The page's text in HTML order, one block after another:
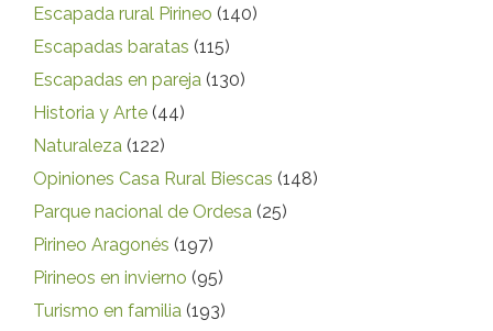
Escapada rural Pirineo (140)
Escapadas baratas (115)
Escapadas en pareja (130)
Historia y Arte (44)
Naturaleza (122)
Opiniones Casa Rural Biescas (148)
Parque nacional de Ordesa (25)
Pirineo Aragonés (197)
Pirineos en invierno (95)
Turismo en familia (193)